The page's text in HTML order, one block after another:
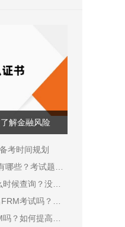
解金融风险
考时间规划
题型都是什么样的？
没通过可以补考吗?
没用了可以通过考试吗？
提高英语水平？